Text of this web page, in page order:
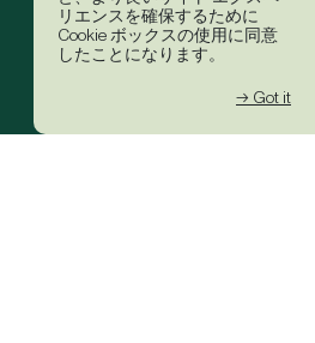
リエンスを確保するために
Cookie ボックスの使用に同意
したことになります。
→ Got it